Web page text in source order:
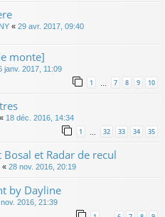
« 29 avr. 2017, 09:40
monte]
janv. 2017, 11:09
1 … 7 8 9 10
« 18 déc. 2016, 14:34
1 … 32 33 34 35
et Radar de recul
« 28 nov. 2016, 20:19
by Dayline
nov. 2016, 21:39